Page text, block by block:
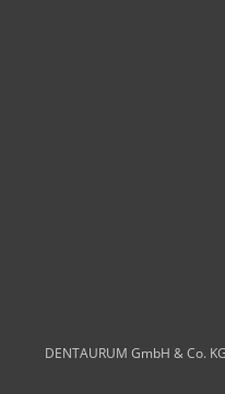
DENTAURUM GmbH & Co. KG